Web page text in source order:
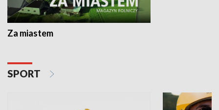
Za miastem
SPORT